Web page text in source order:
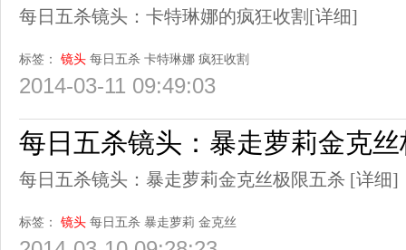
每日五杀镜头：卡特琳娜的疯狂收割 [详细]
标签： 镜头 每日五杀 卡特琳娜 疯狂收割
2014-03-11 09:49:03
每日五杀镜头：暴走萝莉金克
每日五杀镜头：暴走萝莉金克丝极限五杀 [详细]
标签： 镜头 每日五杀 暴走萝莉 金克丝